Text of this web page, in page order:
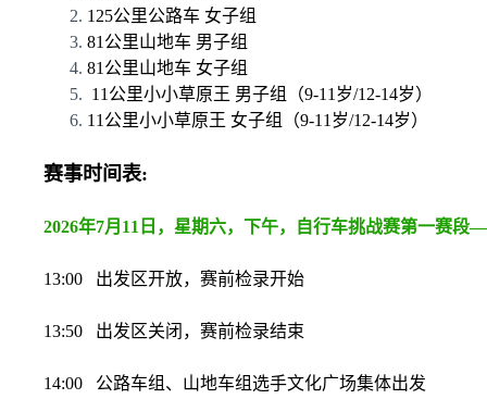
125公里公路车 女子组
81公里山地车 男子组
81公里山地车 女子组
11公里小小草原王 男子组（9-11岁/12-14岁）
11公里小小草原王 女子组（9-11岁/12-14岁）
赛事时间表:
2026年7月11日，星期六，下午，自行车挑战赛第一赛段
13:00 出发区开放，赛前检录开始
13:50 出发区关闭，赛前检录结束
14:00 公路车组、山地车组选手文化广场集体出发